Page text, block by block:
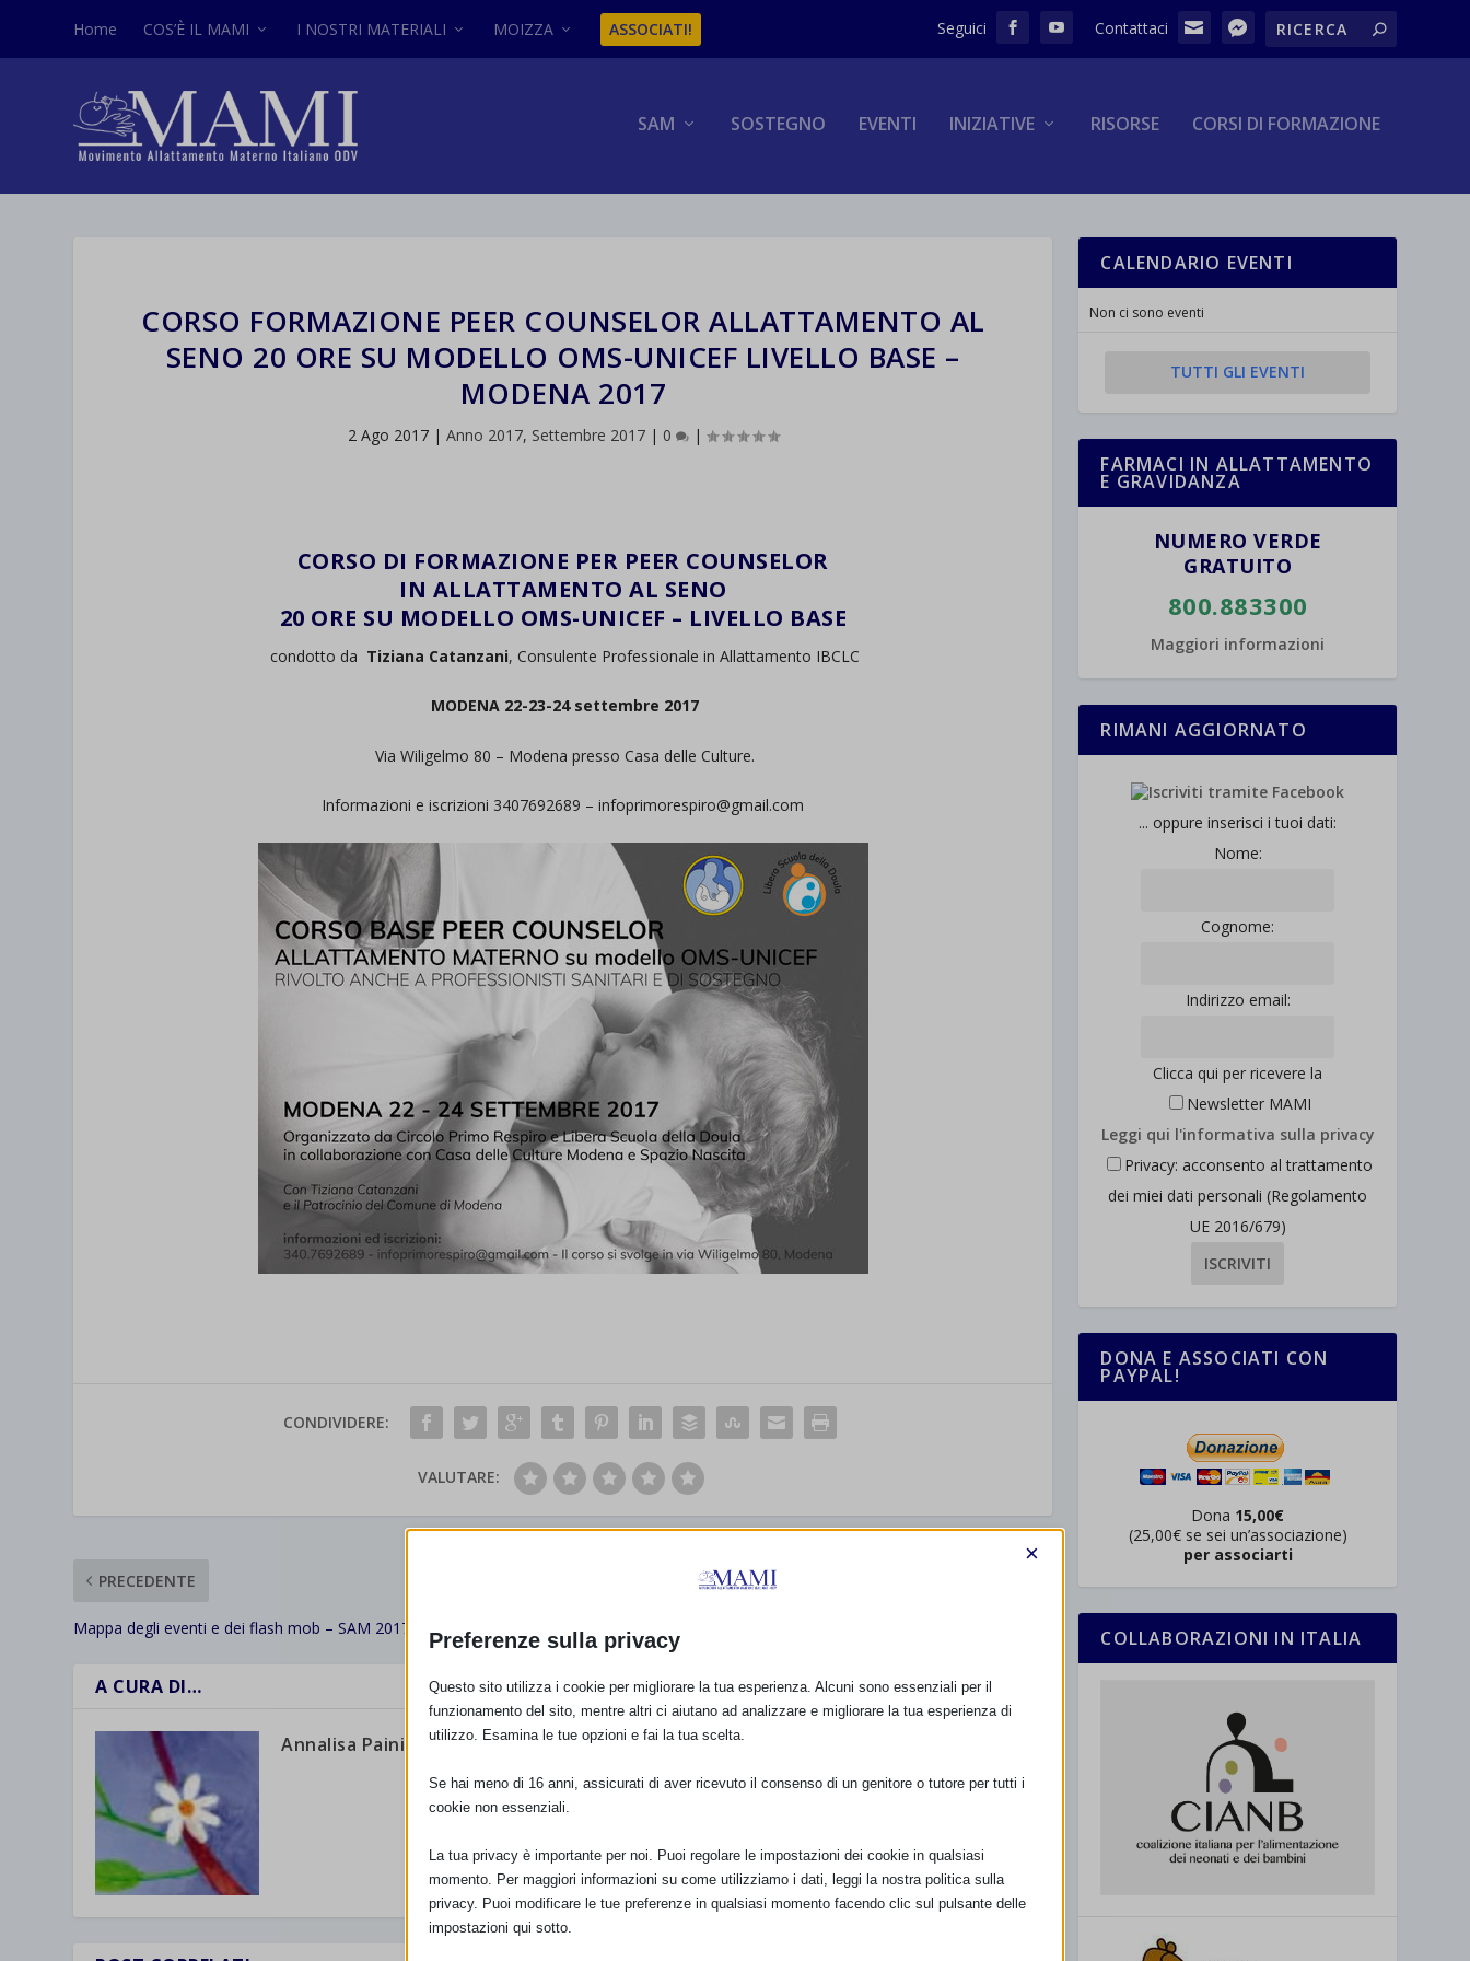
Home COS’È IL MAMI I NOSTRI MATERIALI MOIZZA ASSOCIATI!
SAM SOSTEGNO EVENTI INIZIATIVE RISORSE CORSI DI FORMAZIONE
CORSO FORMAZIONE PEER COUNSELOR ALLATTAMENTO AL
SENO 20 ORE SU MODELLO OMS-UNICEF LIVELLO BASE –
MODENA 2017
2 Ago 2017| Anno 2017, Settembre 2017| 0 |
CORSO DI FORMAZIONE PER PEER COUNSELOR
IN ALLATTAMENTO AL SENO
20 ORE SU MODELLO OMS-UNICEF – LIVELLO BASE
condotto da Tiziana Catanzani, Consulente Professionale in Allattamento IBCLC
MODENA 22-23-24 settembre 2017
Via Wiligelmo 80 – Modena presso Casa delle Culture.
Informazioni e iscrizioni 3407692689 – infoprimorespiro@gmail.com
CONDIVIDERE:
VALUTARE:
PRECEDENTE
Mappa degli eventi e dei flash mob – SAM 2017
A CURA DI…
Annalisa Paini
CALENDARIO EVENTI
Non ci sono eventi
TUTTI GLI EVENTI
FARMACI IN ALLATTAMENTO
E GRAVIDANZA
NUMERO VERDE
GRATUITO
800.883300
Maggiori informazioni
RIMANI AGGIORNATO
... oppure inserisci i tuoi dati:
Nome:
Cognome:
Indirizzo email:
Clicca qui per ricevere la
Newsletter MAMI
Leggi qui l'informativa sulla privacy
Privacy: acconsento al trattamento
dei miei dati personali (Regolamento
UE 2016/679)
DONA E ASSOCIATI CON
PAYPAL!
Dona 15,00€
(25,00€ se sei un’associazione)
per associarti
COLLABORAZIONI IN ITALIA
Preferenze sulla privacy
×
Questo sito utilizza i cookie per migliorare la tua esperienza. Alcuni sono essenziali per il
funzionamento del sito, mentre altri ci aiutano ad analizzare e migliorare la tua esperienza di
utilizzo. Esamina le tue opzioni e fai la tua scelta.
Se hai meno di 16 anni, assicurati di aver ricevuto il consenso di un genitore o tutore per tutti i
cookie non essenziali.
La tua privacy è importante per noi. Puoi regolare le impostazioni dei cookie in qualsiasi
momento. Per maggiori informazioni su come utilizziamo i dati, leggi la nostra politica sulla
privacy. Puoi modificare le tue preferenze in qualsiasi momento facendo clic sul pulsante delle
impostazioni qui sotto.